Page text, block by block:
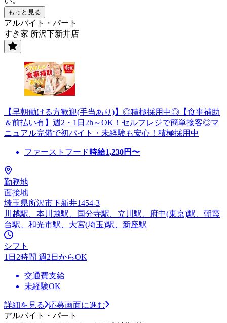
もっと見る
アルバイト・パート
すき家 所沢下新井店
【早朝働ける方歓迎(手当あり)】◎積極採用中◎【食事補助
＆前払い有】週2・1日2h～OK！セルフレジで簡単接客◎マ
ニュアル完備で初バイト・未経験も安心！積極採用中
ファーストフード 時給1,230円〜
勤務地
面接地
埼玉県所沢市下新井1454-3
川越駅、本川越駅、国分寺駅、立川駅、府中(東京)駅、朝霞
台駅、和光市駅、大宮(埼玉)駅、新座駅
シフト
1日2時間 週2日からOK
交通費支給
未経験OK
詳細を見る
応募画面に進む
アルバイト・パート